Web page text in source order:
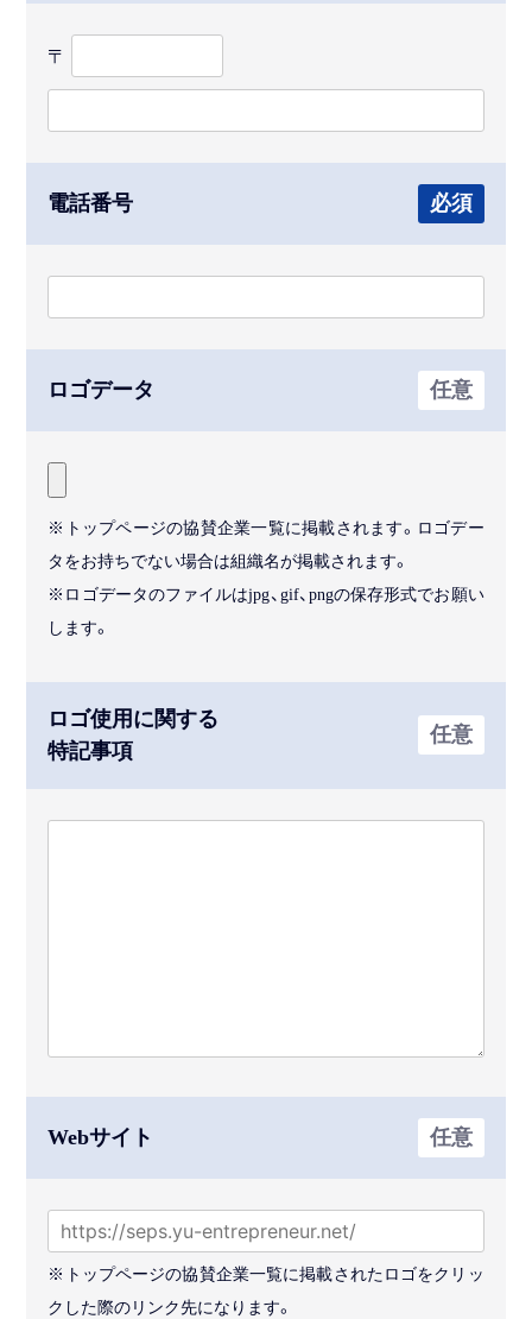
〒
電話番号 必須
ロゴデータ 任意
※トップページの協賛企業一覧に掲載されます。ロゴデー
タをお持ちでない場合は組織名が掲載されます。
※ロゴデータのファイルはjpg、gif、pngの保存形式でお願い
します。
ロゴ使用に関する
特記事項
任意
Webサイト 任意
※トップページの協賛企業一覧に掲載されたロゴをクリッ
クした際のリンク先になります。